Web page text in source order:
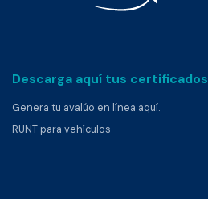
Descarga aquí tus certificados
Genera tu avalúo en línea aquí.
RUNT para vehículos